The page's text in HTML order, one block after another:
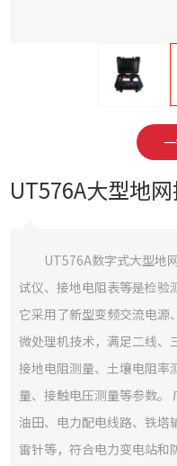
UT576A大型地
UT576A数字式大型地
试仪、接地电阻表等是检验
它采用了新型变频交流电源
微处理机技术，满足二线、
接地电阻测量、土壤电阻率
量、接触电压测量等参数。
油田、电力配电线路、铁塔
雷针等，符合电力变电站和